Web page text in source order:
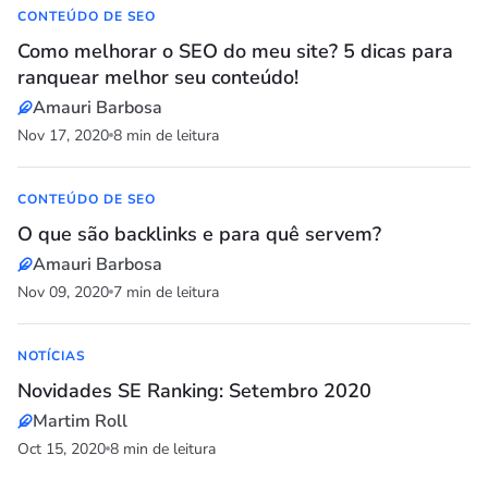
CONTEÚDO DE SEO
Como melhorar o SEO do meu site? 5 dicas para
ranquear melhor seu conteúdo!
Amauri Barbosa
Nov 17, 2020 8 min de leitura
CONTEÚDO DE SEO
O que são backlinks e para quê servem?
Amauri Barbosa
Nov 09, 2020 7 min de leitura
NOTÍCIAS
Novidades SE Ranking: Setembro 2020
Martim Roll
Oct 15, 2020 8 min de leitura